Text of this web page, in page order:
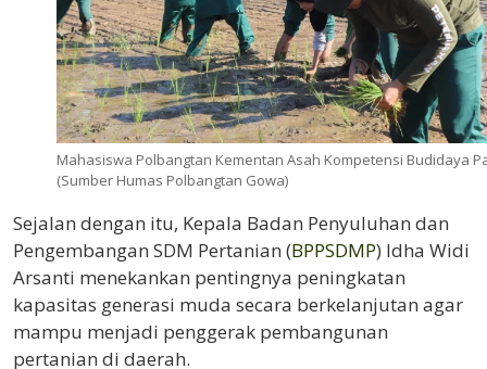
Mahasiswa Polbangtan Kementan Asah Kompetensi Budidaya
(Sumber Humas Polbangtan Gowa)
Sejalan dengan itu, Kepala Badan Penyuluhan dan
Pengembangan SDM Pertanian (BPPSDMP) Idha Widi
Arsanti menekankan pentingnya peningkatan
kapasitas generasi muda secara berkelanjutan agar
mampu menjadi penggerak pembangunan
pertanian di daerah.